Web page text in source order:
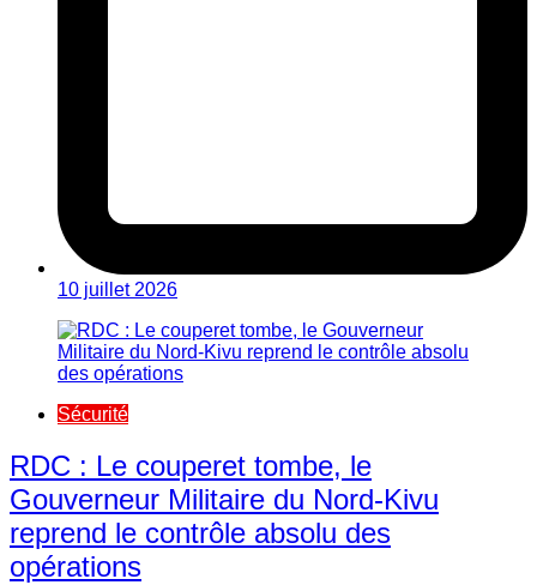
10 juillet 2026
Sécurité
RDC : Le couperet tombe, le
Gouverneur Militaire du Nord-Kivu
reprend le contrôle absolu des
opérations